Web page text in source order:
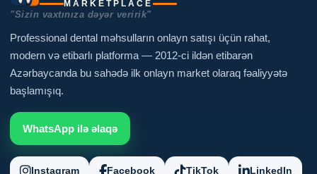
MARKETPLACE
"Sizin vaxtınıza dəyər veririk"
Professional dental məhsulların onlayn satışı üçün rahat,
modern və etibarlı platforma — 2012-ci ildən etibarən
Azərbaycanda bu sahədə ilk onlayn market olaraq fəaliyyətə
başlamışıq.
WhatsApp ilə əlaqə
Instagram Facebook TikTok LinkedIn